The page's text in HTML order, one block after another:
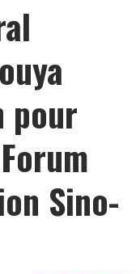
pour
Sino-